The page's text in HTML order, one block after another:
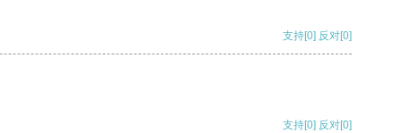
支持[0] 反对[0]
支持[0] 反对[0]